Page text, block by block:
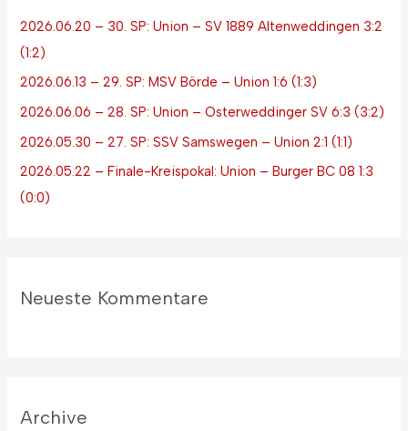
2026.06.20 – 30. SP: Union – SV 1889 Altenweddingen 3:2
(1:2)
2026.06.13 – 29. SP: MSV Börde – Union 1:6 (1:3)
2026.06.06 – 28. SP: Union – Osterweddinger SV 6:3 (3:2)
2026.05.30 – 27. SP: SSV Samswegen – Union 2:1 (1:1)
2026.05.22 – Finale-Kreispokal: Union – Burger BC 08 1:3
(0:0)
Neueste Kommentare
Archive